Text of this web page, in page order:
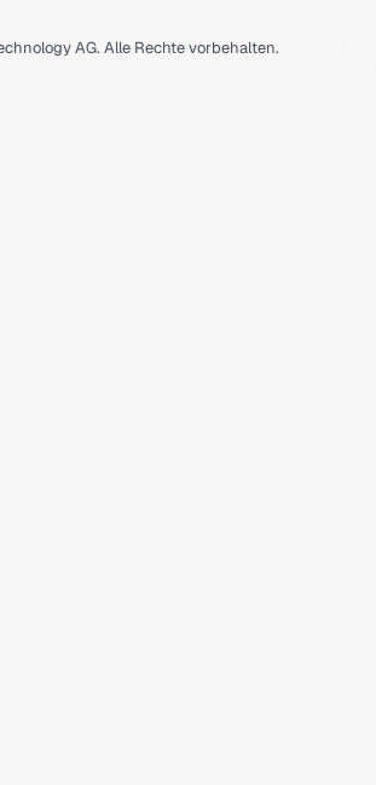
AG. Alle Rechte vorbehalten.